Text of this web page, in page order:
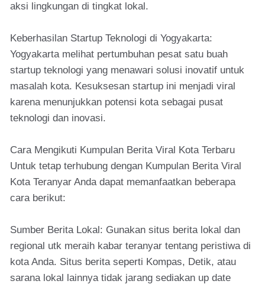
aksi lingkungan di tingkat lokal.
Keberhasilan Startup Teknologi di Yogyakarta:
Yogyakarta melihat pertumbuhan pesat satu buah
startup teknologi yang menawari solusi inovatif untuk
masalah kota. Kesuksesan startup ini menjadi viral
karena menunjukkan potensi kota sebagai pusat
teknologi dan inovasi.
Cara Mengikuti Kumpulan Berita Viral Kota Terbaru
Untuk tetap terhubung dengan Kumpulan Berita Viral
Kota Teranyar Anda dapat memanfaatkan beberapa
cara berikut:
Sumber Berita Lokal: Gunakan situs berita lokal dan
regional utk meraih kabar teranyar tentang peristiwa di
kota Anda. Situs berita seperti Kompas, Detik, atau
sarana lokal lainnya tidak jarang sediakan up date